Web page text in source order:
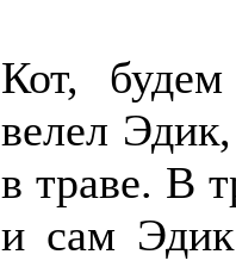
Кот,
велел
в траве. В
и сам